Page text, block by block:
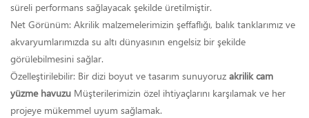
süreli performans sağlayacak şekilde üretilmiştir.
Net Görünüm: Akrilik malzemelerimizin şeffaflığı, balık tanklarımız ve
akvaryumlarımızda su altı dünyasının engelsiz bir şekilde
görülebilmesini sağlar.
Özelleştirilebilir: Bir dizi boyut ve tasarım sunuyoruz akrilik cam
yüzme havuzu Müşterilerimizin özel ihtiyaçlarını karşılamak ve her
projeye mükemmel uyum sağlamak.